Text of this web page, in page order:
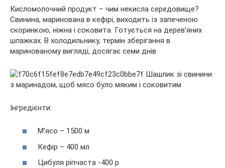
Кисломолочний продукт – чим некисла середовище?
Свинина, маринована в кефірі, виходить із запеченою
скоринкою, ніжна і соковита. Готується на дерев’яних
шпажках. В холодильнику, термін зберігання в
маринованому вигляді, досягає семи днів
Інгредієнти:
М’ясо – 1500 м
Кефір – 400 мл
Цибуля ріпчаста -400 р